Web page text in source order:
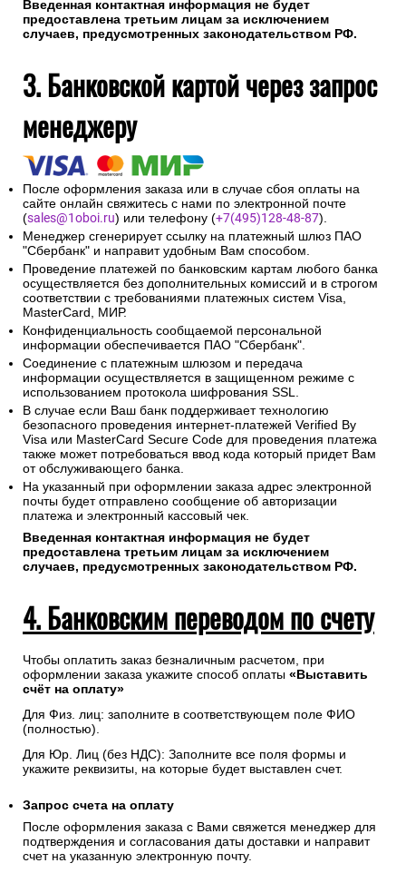
Введенная контактная информация не будет
предоставлена третьим лицам за исключением
случаев, предусмотренных законодательством РФ.
3. Банковской картой через запрос
менеджеру
После оформления заказа или в случае сбоя оплаты на
сайте онлайн свяжитесь с нами по электронной почте
(sales@1oboi.ru) или телефону (+7(495)128-48-87).
Менеджер сгенерирует ссылку на платежный шлюз ПАО
"Сбербанк" и направит удобным Вам способом.
Проведение платежей по банковским картам любого банка
осуществляется без дополнительных комиссий и в строгом
соответствии с требованиями платежных систем Visa,
MasterCard, МИР.
Конфиденциальность сообщаемой персональной
информации обеспечивается ПАО "Сбербанк".
Соединение с платежным шлюзом и передача
информации осуществляется в защищенном режиме с
использованием протокола шифрования SSL.
В случае если Ваш банк поддерживает технологию
безопасного проведения интернет-платежей Verified By
Visa или MasterCard Secure Code для проведения платежа
также может потребоваться ввод кода который придет Вам
от обслуживающего банка.
На указанный при оформлении заказа адрес электронной
почты будет отправлено сообщение об авторизации
платежа и электронный кассовый чек.
Введенная контактная информация не будет
предоставлена третьим лицам за исключением
случаев, предусмотренных законодательством РФ.
4. Банковским переводом по счету
Чтобы оплатить заказ безналичным расчетом, при
оформлении заказа укажите способ оплаты «Выставить
счёт на оплату»
Для Физ. лиц: заполните в соответствующем поле ФИО
(полностью).
Для Юр. Лиц (без НДС): Заполните все поля формы и
укажите реквизиты, на которые будет выставлен счет.
Запрос счета на оплату
После оформления заказа с Вами свяжется менеджер для
подтверждения и согласования даты доставки и направит
счет на указанную электронную почту.